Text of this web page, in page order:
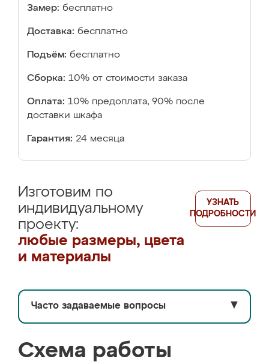
Замер: бесплатно
Доставка: бесплатно
Подъём: бесплатно
Сборка: 10% от стоимости заказа
Оплата: 10% предоплата, 90% после
доставки шкафа
Гарантия: 24 месяца
Изготовим по
индивидуальному
проекту:
любые размеры, цвета
и материалы
УЗНАТЬ
ПОДРОБНОСТИ
Часто задаваемые вопросы ▼
Схема работы